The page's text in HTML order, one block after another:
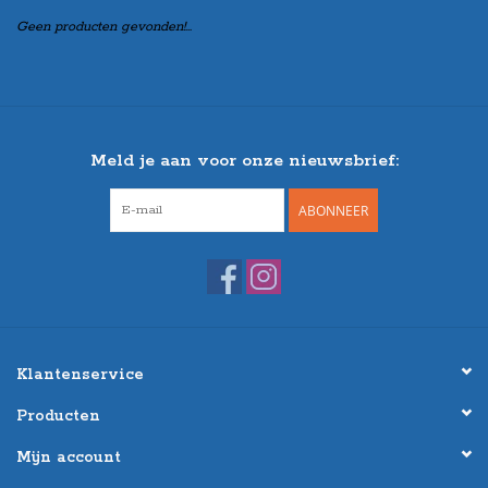
Geen producten gevonden!...
Meld je aan voor onze nieuwsbrief:
ABONNEER
Klantenservice
Producten
Mijn account